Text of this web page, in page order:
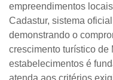
empreendimentos
Cadastur, sistema
demonstrando o
crescimento turístico de
estabelecimentos é
atenda aos critérios